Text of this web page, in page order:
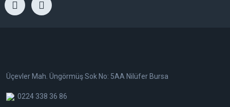
Üçevler Mah. Üngörmüş Sok No: 5AA Nilüfer Bursa
0224 338 36 86